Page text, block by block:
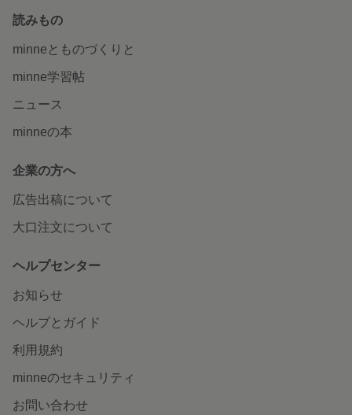
読みもの
minneとものづくりと
minne学習帖
ニュース
minneの本
企業の方へ
広告出稿について
大口注文について
ヘルプセンター
お知らせ
ヘルプとガイド
利用規約
minneのセキュリティ
お問い合わせ